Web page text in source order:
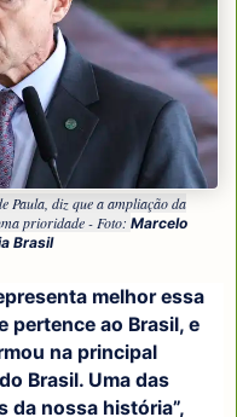
Paula, diz que a ampliação da
prioridade - Foto: Marcelo
Brasil
melhor essa
pertence ao Brasil, e
na principal
Brasil. Uma das
da nossa história”,